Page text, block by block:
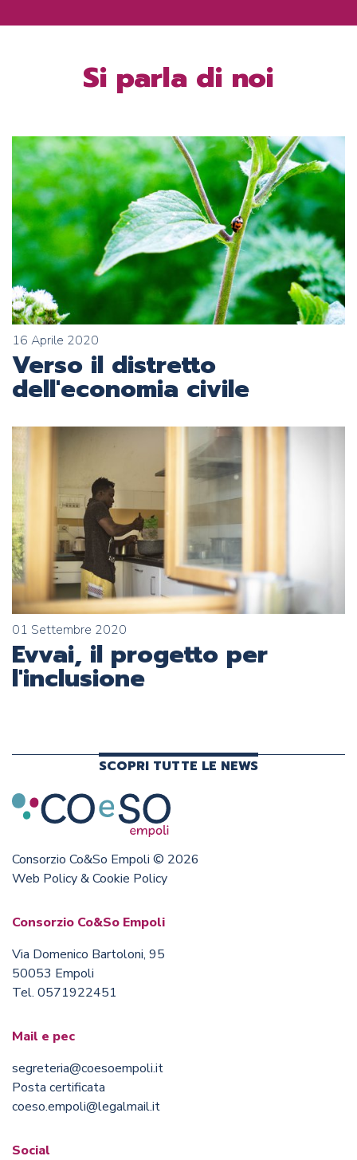
Si parla di noi
16 Aprile 2020
Verso il distretto
dell'economia civile
01 Settembre 2020
Evvai, il progetto per
l'inclusione
SCOPRI TUTTE LE NEWS
Consorzio Co&So Empoli © 2026
Web Policy & Cookie Policy
Consorzio Co&So Empoli
Via Domenico Bartoloni, 95
50053 Empoli
Tel. 0571922451
Mail e pec
segreteria@coesoempoli.it
Posta certificata
coeso.empoli@legalmail.it
Social